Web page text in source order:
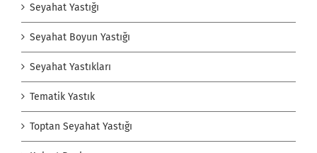
Seyahat Yastığı
Seyahat Boyun Yastığı
Seyahat Yastıkları
Tematik Yastık
Toptan Seyahat Yastığı